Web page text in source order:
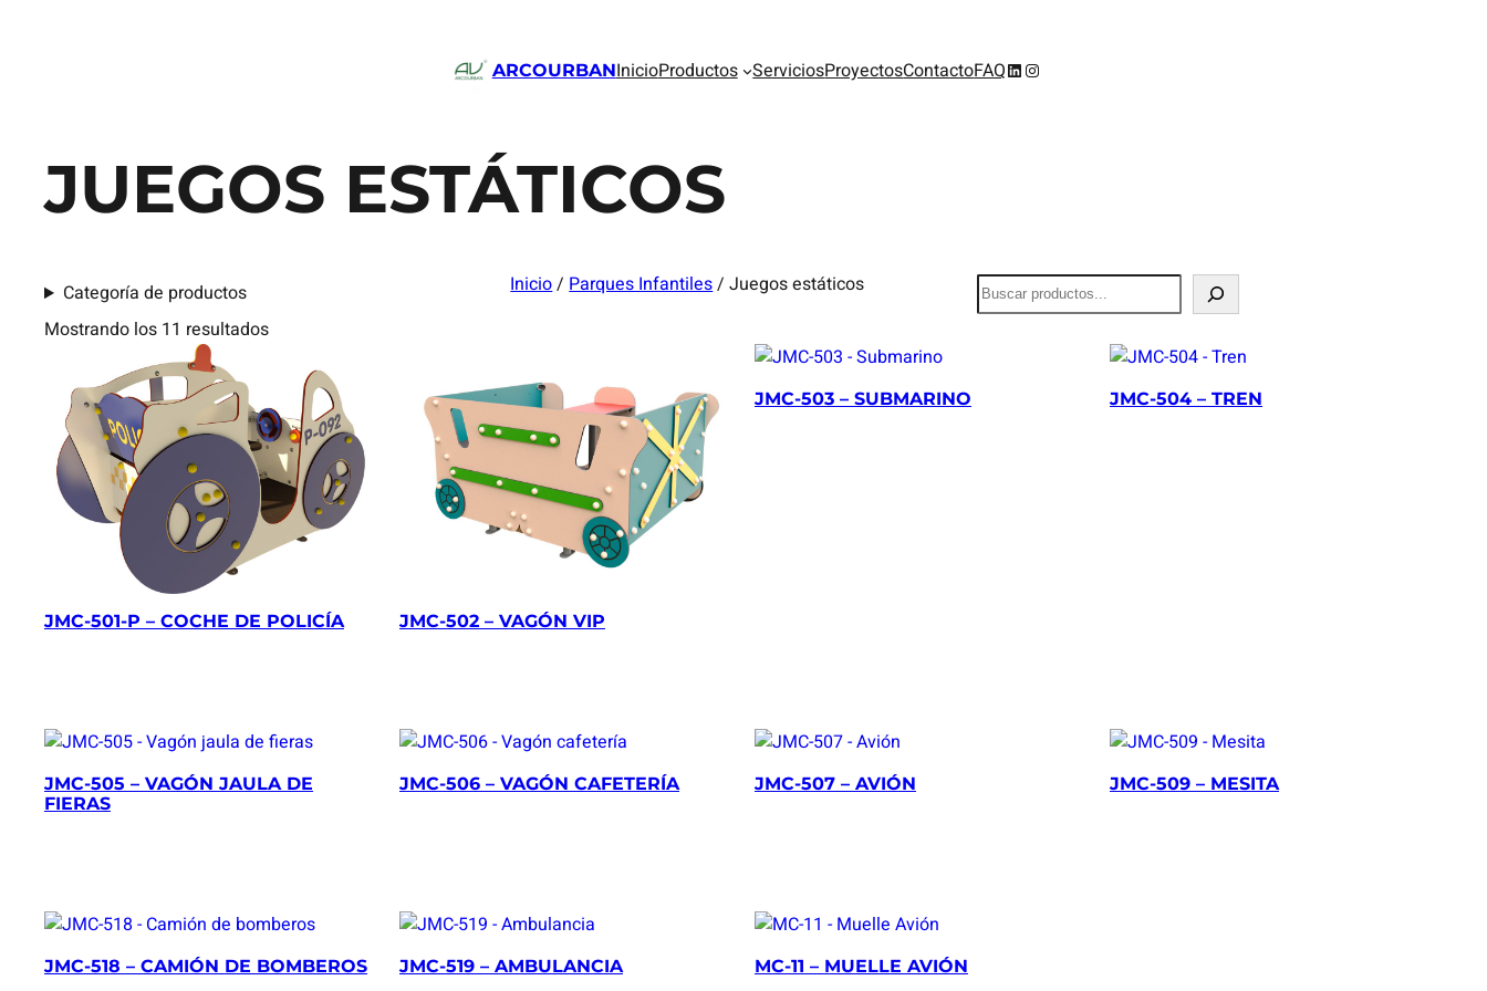
ARCOURBANInicioProductos ServiciosProyectosContactoFAQLinkedIn
Instagram
JUEGOS ESTÁTICOS
Categoría de productos Inicio/Parques Infantiles/ Juegos estáticos
B
u
Mostrando los 11 resultados
JMC-501-P – COCHE DE POLICÍA JMC-502 – VAGÓN VIP
JMC-503 – SUBMARINO JMC-504 – TREN
JMC-505 – VAGÓN JAULA DE
FIERAS
JMC-506 – VAGÓN CAFETERÍA JMC-507 – AVIÓN JMC-509 – MESITA
JMC-518 – CAMIÓN DE BOMBEROS JMC-519 – AMBULANCIA MC-11 – MUELLE AVIÓN